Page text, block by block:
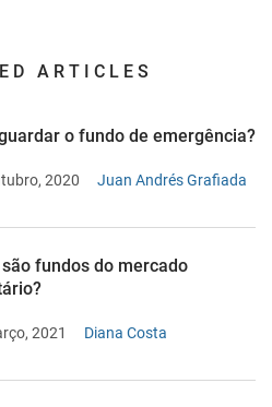
ARTICLES
o fundo de emergência?
2020 Juan Andrés Grafiada
são fundos do mercado
2021 Diana Costa